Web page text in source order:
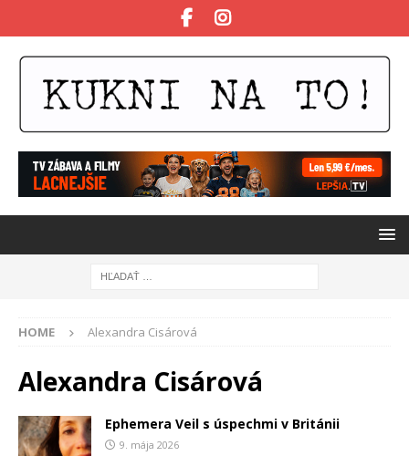
HOME Alexandra Cisárová
Alexandra Cisárová
Ephemera Veil s úspechmi v Británii
9. mája 2026